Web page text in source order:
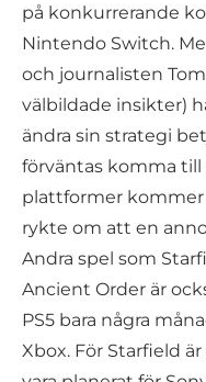
på konkurrerande
Nintendo Switch.
och journalisten
välbildade insikter)
ändra sin strategi
förväntas komma
plattformer kommer
rykte om att en
Andra spel som
Ancient Order är
PS5 bara några
Xbox. För Starfield